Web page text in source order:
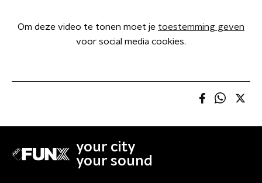
Om deze video te tonen moet je toestemming geven
voor social media cookies.
your city
your sound